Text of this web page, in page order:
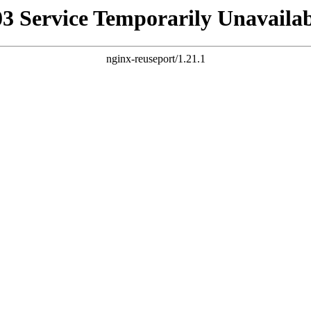
Service Temporarily
nginx-reuseport/1.21.1